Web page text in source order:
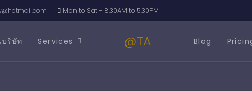
Mon to Sat - 8.30AM to 5.30PM
บริษัท Services @TA Blog